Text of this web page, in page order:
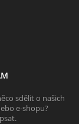
sdělit o našich
e-shopu?